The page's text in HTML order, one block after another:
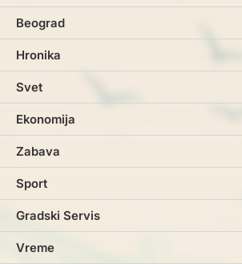
Beograd
Hronika
Svet
Ekonomija
Zabava
Sport
Gradski Servis
Vreme